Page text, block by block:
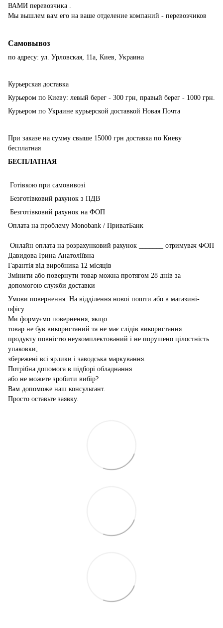
ВАМИ перевозчика .
Мы вышлем вам его на ваше отделение компаний - перевозчиков
Самовывоз
по адресу: ул. Урловская, 11а, Киев, Украина
Курьерская доставка
Курьером по Киеву: левый берег - 300 грн, правый берег - 1000 грн.
Курьером по Украине курьерской доставкой Новая Почта
При заказе на сумму свыше 15000 грн доставка по Киеву
бесплатная
БЕСПЛАТНАЯ
Готівкою при самовивозі
Безготівковий рахунок з ПДВ
Безготівковий рахунок на ФОП
Оплата на проблему Monobank / ПриватБанк
Онлайн оплата на розрахунковий рахунок _______ отримувач ФОП
Давидова Ірина Анатоліївна
Гарантія від виробника 12 місяців
Змінити або повернути товар можна протягом 28 днів за
допомогою служби доставки
Умови повернення: На відділення новоі пошти або в магазині-
офісу
Ми формуємо повернення, якщо:
товар не був використаний та не має слідів використання
продукту повністю неукомплектований і не порушено цілостність
упаковки;
збережені всі ярлики і заводська маркування.
Потрібна допомога в підборі обладнання
або не можете зробити вибір?
Вам допоможе наш консультант.
Просто оставьте заявку.